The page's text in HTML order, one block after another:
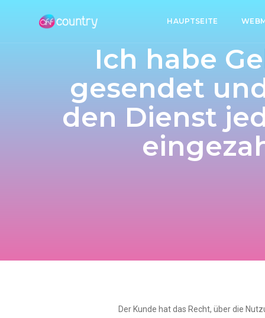
HAUPTSEITE
Ich habe
gesendet
den Dienst
Der Kunde hat das Recht, über die